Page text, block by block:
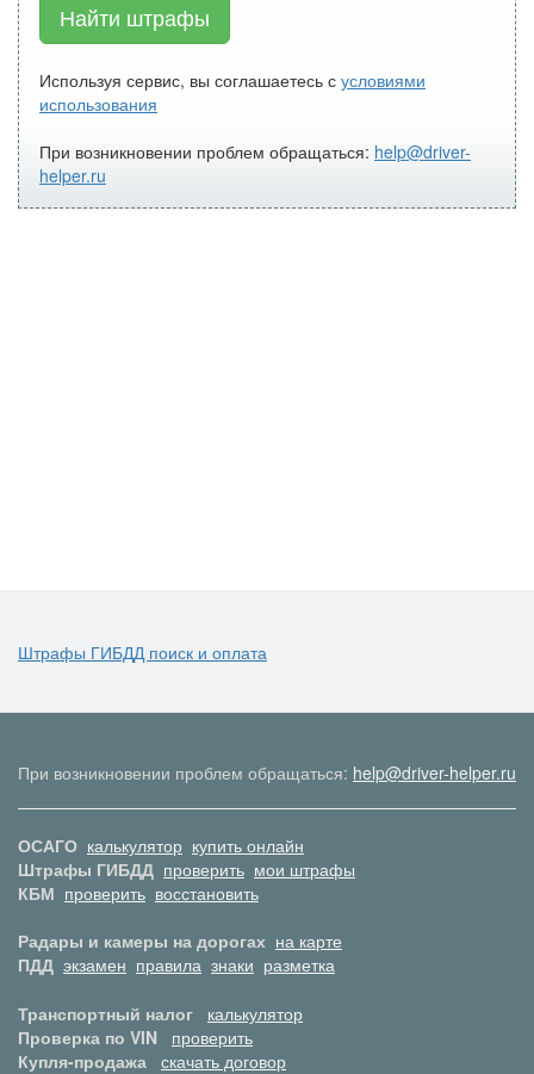
Найти штрафы
Используя сервис, вы соглашаетесь с условиями
использования
При возникновении проблем обращаться: help@driver-
helper.ru
Штрафы ГИБДД поиск и оплата
При возникновении проблем обращаться: help@driver-helper.ru
ОСАГО калькулятор купить онлайн
Штрафы ГИБДД проверить мои штрафы
КБМ проверить восстановить
Радары и камеры на дорогах на карте
ПДД экзамен правила знаки разметка
Транспортный налог
калькулятор
Проверка по VIN
проверить
Купля-продажа скачать договор